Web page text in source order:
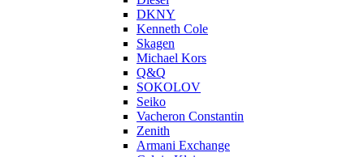
DKNY
Kenneth Cole
Skagen
Michael Kors
Q&Q
SOKOLOV
Seiko
Vacheron Constantin
Zenith
Armani Exchange